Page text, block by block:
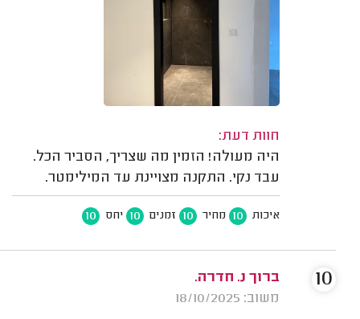
חוות דעת:
היה מעולה! הזמין מה שצריך, הסביר הכל.
עבד נקי. התקנה מצויינת עד המילימטר.
איכות 10 מחיר 10 זמנים 10 יחס 10
ברוך נ. חדרה.
משוב: 18/10/2025
10